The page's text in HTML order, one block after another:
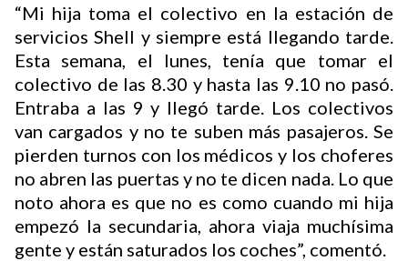
“Mi hija toma el colectivo en la estación de
servicios Shell y siempre está llegando tarde.
Esta semana, el lunes, tenía que tomar el
colectivo de las 8.30 y hasta las 9.10 no pasó.
Entraba a las 9 y llegó tarde. Los colectivos
van cargados y no te suben más pasajeros. Se
pierden turnos con los médicos y los choferes
no abren las puertas y no te dicen nada. Lo que
noto ahora es que no es como cuando mi hija
empezó la secundaria, ahora viaja muchísima
gente y están saturados los coches”, comentó.